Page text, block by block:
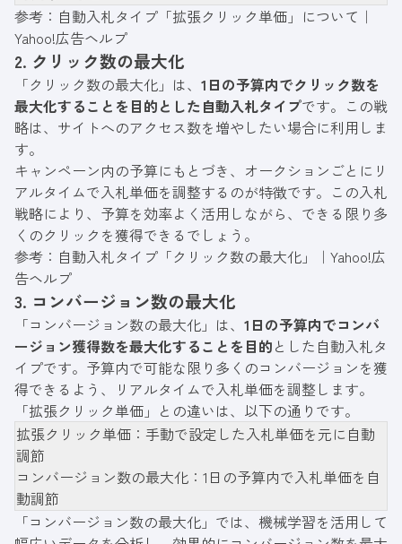
参考： 自動入札タイプ「拡張クリック単価」について｜
Yahoo!広告ヘルプ
2. クリック数の最大化
「クリック数の最大化」は、 1日の予算内でクリック数を
最大化することを目的とした自動入札タイプです。この戦
略は、サイトへのアクセス数を増やしたい場合に利用しま
す。
キャンペーン内の予算にもとづき、オークションごとにリ
アルタイムで入札単価を調整するのが特徴です。この入札
戦略により、予算を効率よく活用しながら、できる限り多
くのクリックを獲得できるでしょう。
参考： 自動入札タイプ「クリック数の最大化」｜Yahoo!広
告ヘルプ
3. コンバージョン数の最大化
「コンバージョン数の最大化」は、 1日の予算内でコンバ
ージョン獲得数を最大化することを目的とした自動入札タ
イプです。予算内で可能な限り多くのコンバージョンを獲
得できるよう、リアルタイムで入札単価を調整します。
「拡張クリック単価」との違いは、以下の通りです。
拡張クリック単価：手動で設定した入札単価を元に自動
調節
コンバージョン数の最大化：1日の予算内で入札単価を自
動調節
「コンバージョン数の最大化」では、機械学習を活用して